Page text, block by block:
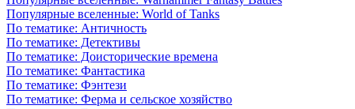
Популярные вселенные: World of Tanks
По тематике: Античность
По тематике: Детективы
По тематике: Доисторические времена
По тематике: Фантастика
По тематике: Фэнтези
По тематике: Ферма и сельское хозяйство